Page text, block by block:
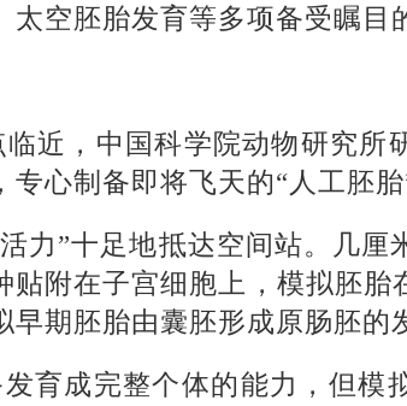
空胚胎发育等多项备受瞩目
近，中国科学院动物研究所
心制备即将飞天的“人工胚胎
力”十足地抵达空间站。几厘
附在子宫细胞上，模拟胚胎
期胚胎由囊胚形成原肠胚的
育成完整个体的能力，但模